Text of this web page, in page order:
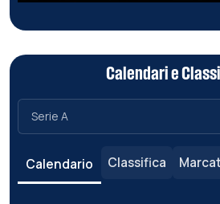
Calendari e
Calendario Classifica